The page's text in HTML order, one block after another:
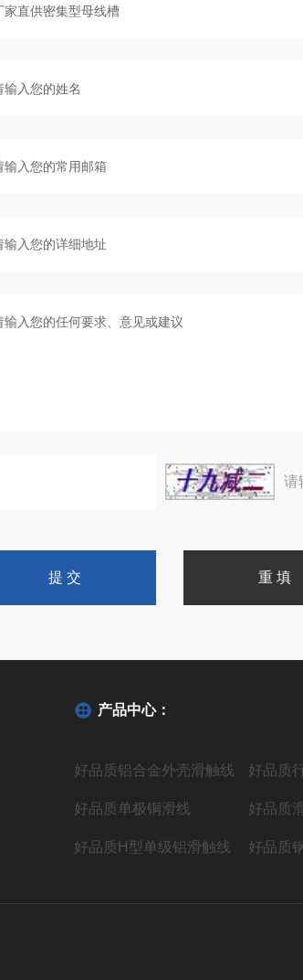
请
产品中心：
好品质铝合金外壳滑触线 好品质
好品质单极铜滑线 好品质
好品质H型单级铝滑触线 好品质